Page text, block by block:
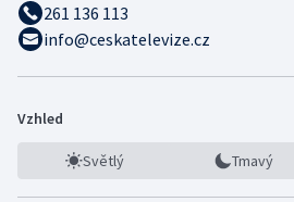
261 136 113
info@ceskatelevize.cz
Vzhled
Světlý Tmavý